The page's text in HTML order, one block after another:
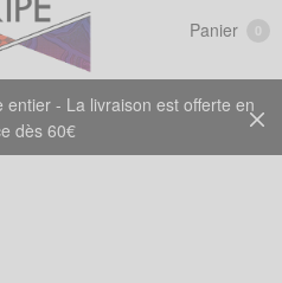
- La livraison est offerte en
dès 60€
Panier